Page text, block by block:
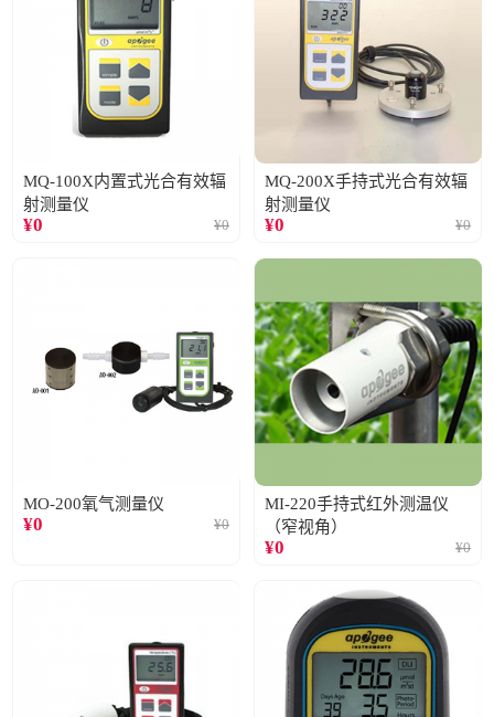
MQ-100X内置式光合有效辐
射测量仪
¥0 ¥0
MQ-200X手持式光合有效辐
射测量仪
¥0 ¥0
MO-200氧气测量仪
¥0 ¥0
MI-220手持式红外测温仪
（窄视角）
¥0 ¥0